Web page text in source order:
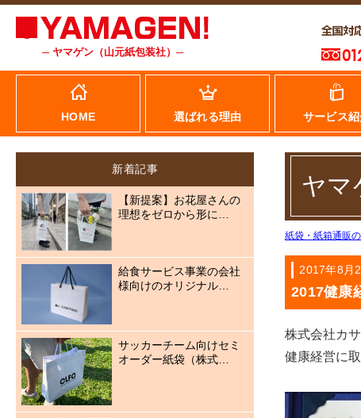
─ ヤマゲン（山元紙包装社）─
HOME 選ばれる理由 サービス
ヤマ
紙袋・紙箱通販
2017年8月
2017健康
株式会社カ
健康経営に
新着記事
【新提案】お花屋さんの
理想をゼロから形に…
給食サービス事業の会社
様向けのオリジナル…
サッカーチーム向けセミ
オーダー紙袋（株式…